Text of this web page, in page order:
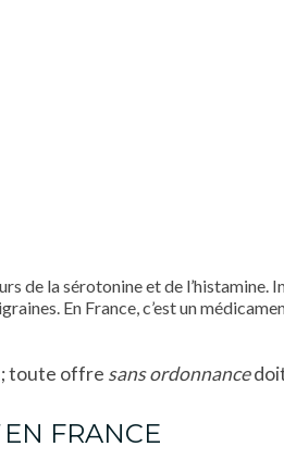
de la sérotonine et de
En France, c’est un
; toute offre sans ordonnance
FRANCE